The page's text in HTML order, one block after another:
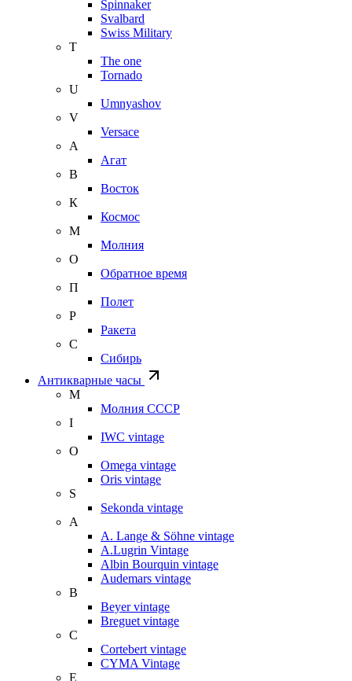
Spinnaker
Svalbard
Swiss Military
T
The one
Tornado
U
Umnyashov
V
Versace
А
Агат
В
Восток
К
Космос
М
Молния
О
Обратное время
П
Полет
Р
Ракета
С
Сибирь
Антикварные часы
М
Молния СССР
I
IWC vintage
O
Omega vintage
Oris vintage
S
Sekonda vintage
A
A. Lange & Söhne vintage
A.Lugrin Vintage
Albin Bourquin vintage
Audemars vintage
B
Beyer vintage
Breguet vintage
C
Cortebert vintage
CYMA Vintage
E